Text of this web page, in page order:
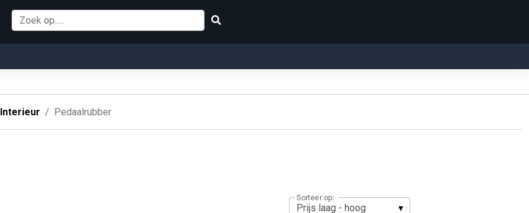
Interieur Pedaalrubber
Sorteer op: